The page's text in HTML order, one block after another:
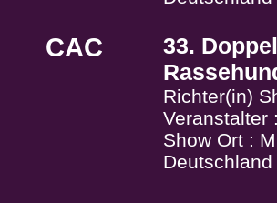
CAC
33.
Richter(in)
Veranstalter
Show Ort :
Deutschland